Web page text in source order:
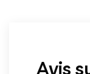
Avis